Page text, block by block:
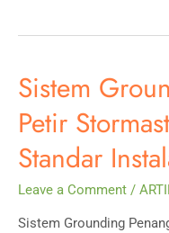
Sistem
Petir
Standar
Leave a Comment /
Sistem Grounding